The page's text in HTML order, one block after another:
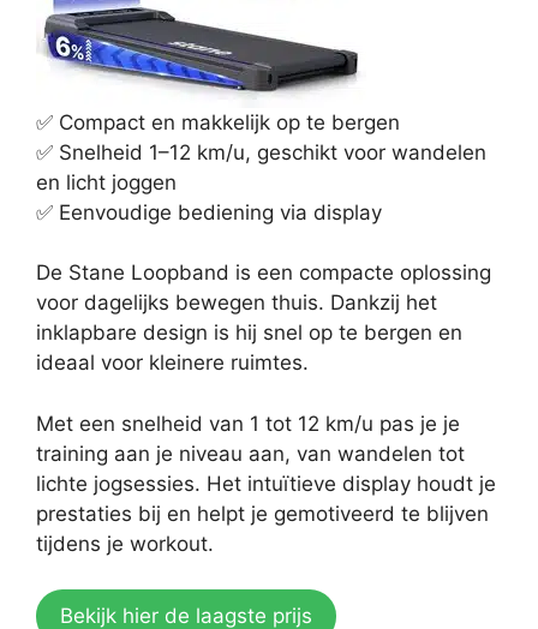
✅ Compact en makkelijk op te bergen
✅ Snelheid 1–12 km/u, geschikt voor wandelen
en licht joggen
✅ Eenvoudige bediening via display
De Stane Loopband is een compacte oplossing
voor dagelijks bewegen thuis. Dankzij het
inklapbare design is hij snel op te bergen en
ideaal voor kleinere ruimtes.
Met een snelheid van 1 tot 12 km/u pas je je
training aan je niveau aan, van wandelen tot
lichte jogsessies. Het intuïtieve display houdt je
prestaties bij en helpt je gemotiveerd te blijven
tijdens je workout.
Bekijk hier de laagste prijs